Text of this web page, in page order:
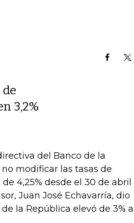
3,2%
del Banco de la
modificar las tasas de
4,25% desde el 30 de abril
Juan José Echavarría, dio
la República elevó de 3% a